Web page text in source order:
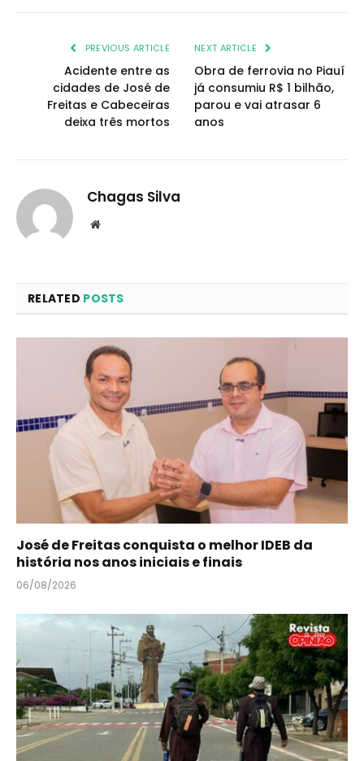
PREVIOUS ARTICLE
Acidente entre as
cidades de José de
Freitas e Cabeceiras
deixa três mortos
NEXT ARTICLE
Obra de ferrovia no Piauí
já consumiu R$ 1 bilhão,
parou e vai atrasar 6
anos
Chagas Silva
Website
RELATED POSTS
José de Freitas conquista o melhor IDEB da
história nos anos iniciais e finais
06/08/2026